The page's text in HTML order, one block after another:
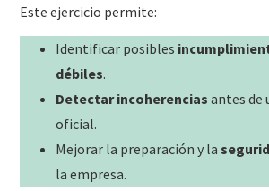
Este ejercicio permite:
Identificar posibles
débiles.
Detectar incoherencias antes de
oficial.
Mejorar la preparación y la
la empresa.